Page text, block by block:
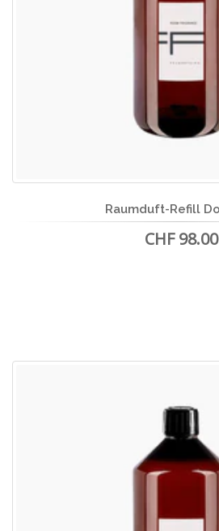
Raumduft-Refill
CHF 98.00